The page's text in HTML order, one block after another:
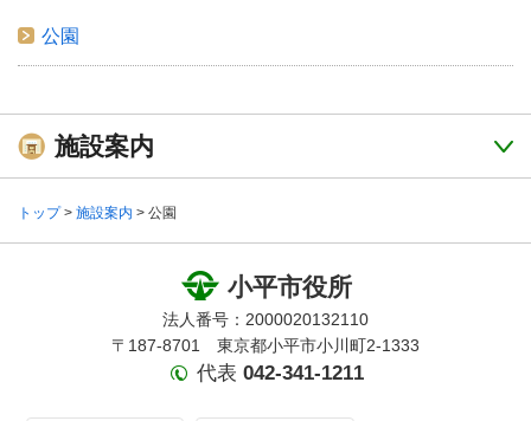
公園
施設案内
トップ> 施設案内 > 公園
小平市役所
法人番号：2000020132110
〒187-8701 東京都小平市小川町2-1333
代表 042-341-1211